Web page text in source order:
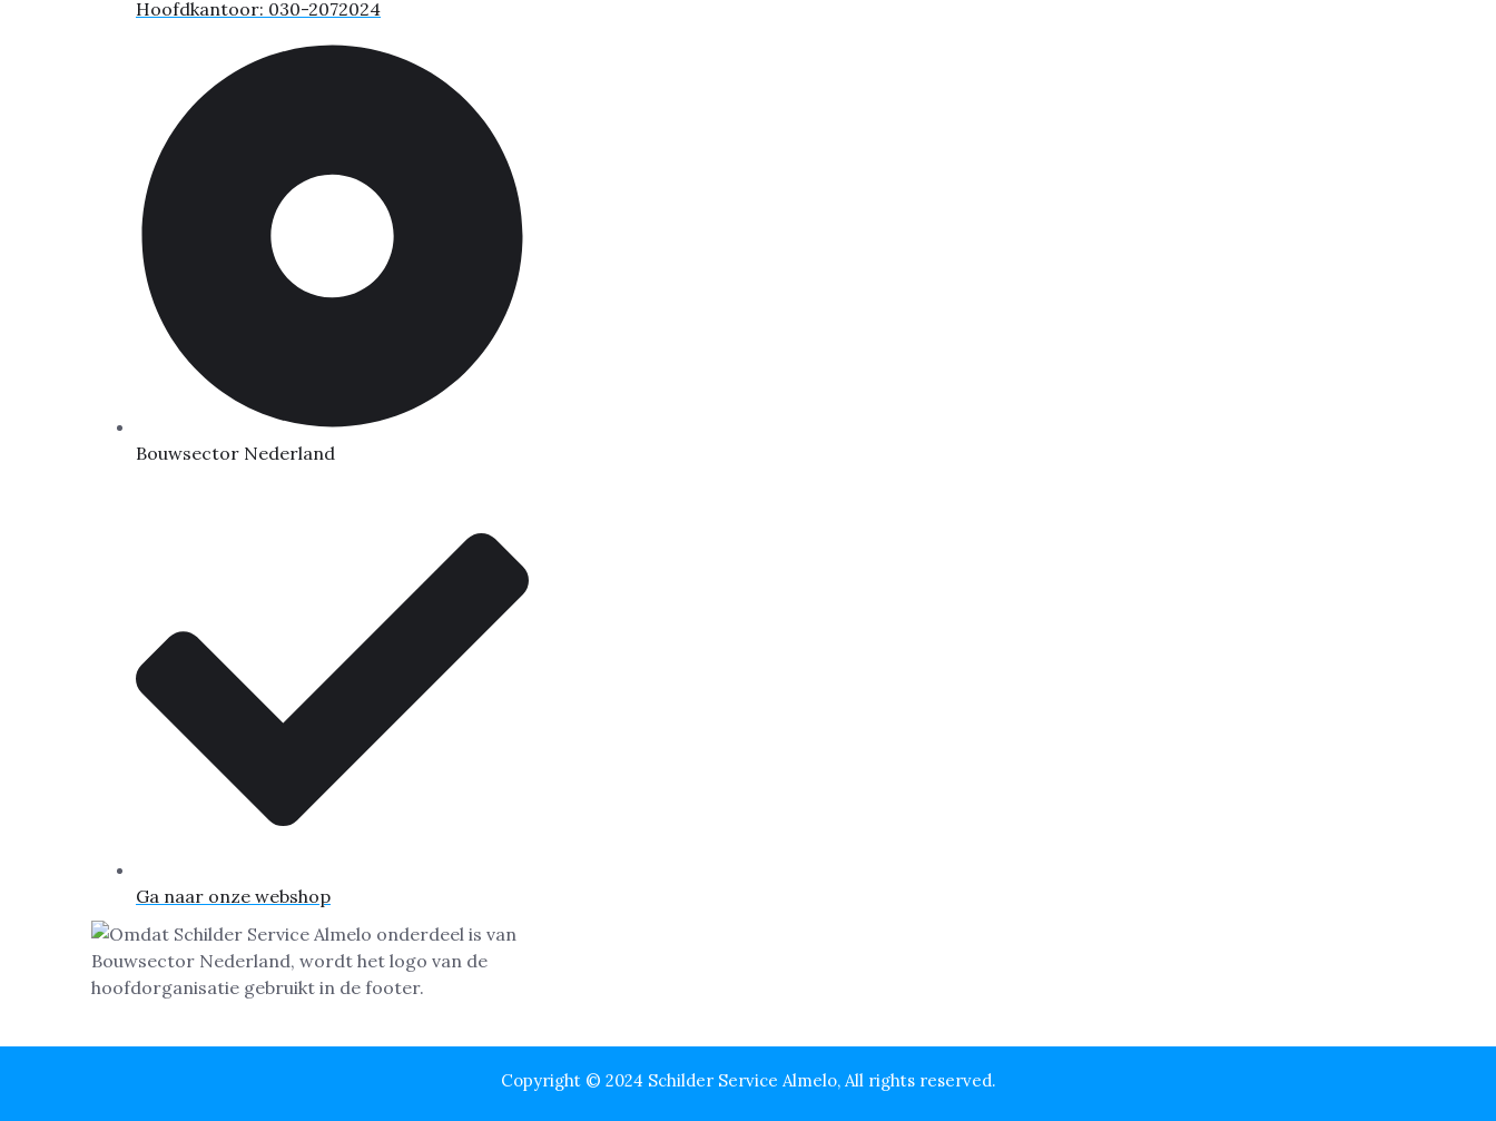
Hoofdkantoor: 030-2072024
Bouwsector Nederland
Ga naar onze webshop
Copyright © 2024 Schilder Service Almelo, All rights reserved.